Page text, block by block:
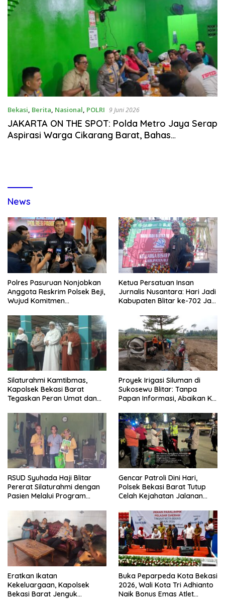
Bekasi, Berita, Nasional, POLRI 9 Juni 2026
JAKARTA ON THE SPOT: Polda Metro Jaya Serap
Aspirasi Warga Cikarang Barat, Bahas
News
Polres Pasuruan Nonjobkan
Anggota Reskrim Polsek Beji,
Wujud Komitmen
Dugaan Penganiayaan
Ketua Persatuan Insan
Jurnalis Nusantara: Hari Jadi
Kabupaten Blitar ke-702 Jadi
Pembangunan
Silaturahmi Kamtibmas,
Kapolsek Bekasi Barat
Tegaskan Peran Umat dan
Kondusivitas Wilayah
Proyek Irigasi Siluman di
Sukosewu Blitar: Tanpa
Papan Informasi, Abaikan K3,
Tanggung Jawab
RSUD Syuhada Haji Blitar
Pererat Silaturahmi dengan
Pasien Melalui Program
Gencar Patroli Dini Hari,
Polsek Bekasi Barat Tutup
Celah Kejahatan Jalanan
Eratkan Ikatan
Kekeluargaan, Kapolsek
Bekasi Barat Jenguk
Buka Peparpeda Kota Bekasi
2026, Wali Kota Tri Adhianto
Naik Bonus Emas Atlet